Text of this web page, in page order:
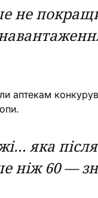
не
яка
ніж 60 —